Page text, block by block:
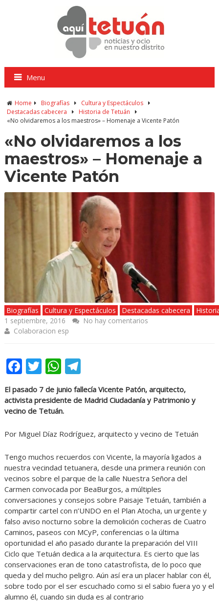
Menu
Home Biografías
Cultura y Espectáculos
Destacadas cabecera
Historia de Tetuán
«No olvidaremos a los maestros» – Homenaje a Vicente Patón
«No olvidaremos a los
maestros» – Homenaje a
Vicente Patón
Biografías Cultura y Espectáculos Destacadas cabecera
1 septiembre, 2016
No hay comentarios
Colaboracion esp
Facebook
Twitter
WhatsApp
Telegram
El pasado 7 de junio fallecía Vicente Patón, arquitecto,
activista presidente de Madrid Ciudadanía y Patrimonio y
vecino de Tetuán.
Por Miguel Díaz Rodríguez, arquitecto y vecino de Tetuán
Tengo muchos recuerdos con Vicente, la mayoría ligados a
nuestra vecindad tetuanera, desde una primera reunión con
vecinos sobre el parque de la calle Nuestra Señora del
Carmen convocada por BeaBurgos, a múltiples
conversaciones y consejos sobre Paisaje Tetuán, también a
compartir cartel con n’UNDO en el Plan Atocha, un urgente y
falso aviso nocturno sobre la demolición cocheras de Cuatro
Caminos, paseos con MCyP, conferencias o la última
oportunidad el año pasado durante la preparación del VIII
Ciclo que Tetuán dedica a la arquitectura. Es cierto que las
conservaciones eran de tono catastrofista, de lo poco que
queda y del mucho peligro. Aún así era un placer hablar con él,
sobre todo por el ser escuchado como si el sabio fuera yo y el
alumno él, cuando sin duda es al contrario